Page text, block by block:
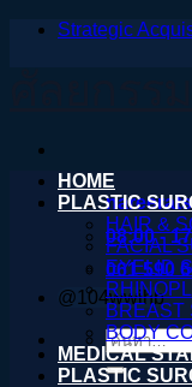
ข้าม
Strategic
08:00 -
061 590
@104wwihb
ค้นหา:
HOME
PLASTIC
HAIR &
FACIAL
EYELID
BREAST
BODY
MEDICAL
PLASTIC